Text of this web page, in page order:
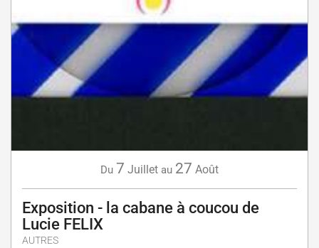
Du 7 Juillet au 27 Août
Exposition - la cabane à coucou de
Lucie FELIX
AUTRES